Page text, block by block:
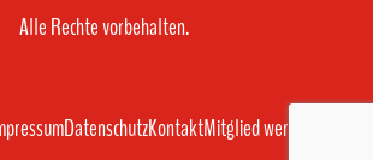
Alle Rechte vorbehalten.
DatenschutzKontaktMitglied werden